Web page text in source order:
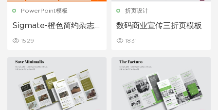
PowerPoint模板
Sigmate-橙色简约杂志
模板
1529
折页设计
数码商业宣传三折页模板
1831